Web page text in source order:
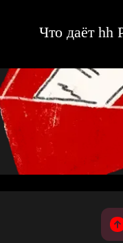
Что даёт hh